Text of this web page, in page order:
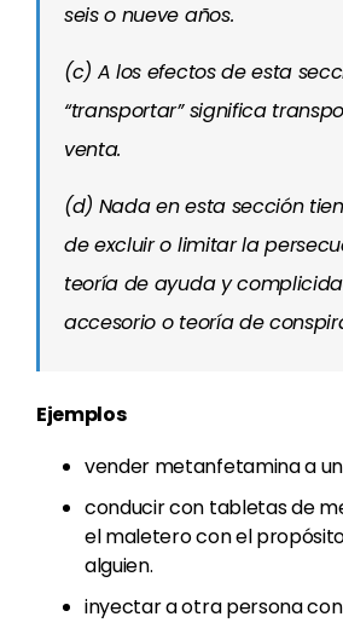
seis o nueve años.
(c) A los efectos de esta
“transportar” significa
venta.
(d) Nada en esta sección
de excluir o limitar la
teoría de ayuda y
accesorio o teoría de
Ejemplos
vender metanfetamina a
conducir con tabletas de
el maletero con el
alguien.
inyectar a otra persona